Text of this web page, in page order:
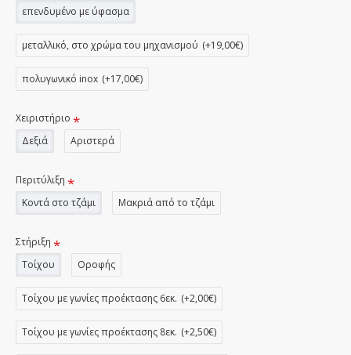
επενδυμένο με ύφασμα
μεταλλικό, στο χρώμα του μηχανισμού (+19,00€)
πολυγωνικό inox (+17,00€)
Χειριστήριο
Δεξιά
Αριστερά
Περιτύλιξη
Κοντά στο τζάμι
Μακριά από το τζάμι
Στήριξη
Τοίχου
Οροφής
Τοίχου με γωνίες προέκτασης 6εκ. (+2,00€)
Τοίχου με γωνίες προέκτασης 8εκ. (+2,50€)